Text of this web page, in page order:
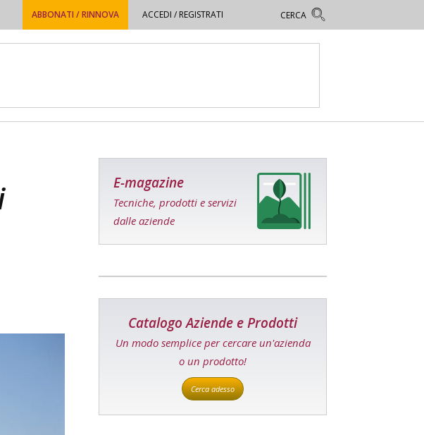
ABBONATI / RINNOVA ACCEDI / REGISTRATI
E-magazine
Tecniche, prodotti e servizi
dalle aziende
Catalogo Aziende e Prodotti
Un modo semplice per cercare un'azienda
o un prodotto!
Cerca adesso